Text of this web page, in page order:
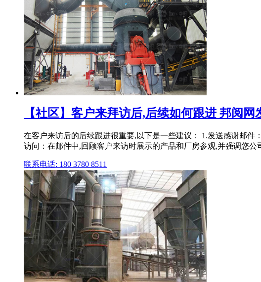
【社区】客户来拜访后,后续如何跟进 邦阅网
在客户来访后的后续跟进很重要,以下是一些建议： 1.发送感谢邮
访问：在邮件中,回顾客户来访时展示的产品和厂房参观,并强调您公
联系电话: 180 3780 8511